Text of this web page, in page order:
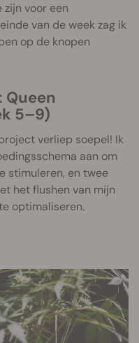
voor een
van de week zag ik
op de knopen
5–9)
verliep soepel! Ik
aan om
stimuleren, en twee
het flushen van mijn
optimaliseren.